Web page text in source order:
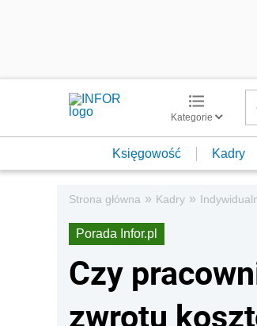
Kategorie
Księgowość Kadry
Strona główna » Kadry »
Porada Infor.pl
Czy
zwrotu